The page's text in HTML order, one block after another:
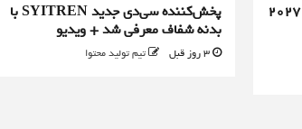
تمامی محصولات فراری تا پایان سال ۲۰۲۷
پخش‌کننده سی‌دی جدید SYITREN با
بدنه شفاف معرفی شد + ویدیو
3 روز قبل تیم تولید محتوا